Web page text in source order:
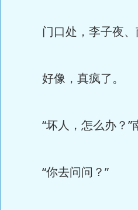
门口处，李子夜、
好像，真疯了。
“坏人，怎么办？”
“你去问问？”